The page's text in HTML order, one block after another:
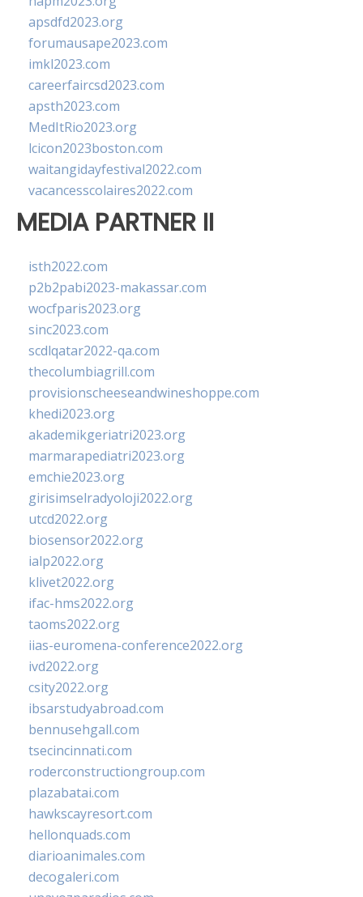
apsdfd2023.org
forumausape2023.com
imkl2023.com
careerfaircsd2023.com
apsth2023.com
MedItRio2023.org
lcicon2023boston.com
waitangidayfestival2022.com
vacancesscolaires2022.com
MEDIA PARTNER II
isth2022.com
p2b2pabi2023-makassar.com
wocfparis2023.org
sinc2023.com
scdlqatar2022-qa.com
thecolumbiagrill.com
provisionscheeseandwineshoppe.com
khedi2023.org
akademikgeriatri2023.org
marmarapediatri2023.org
emchie2023.org
girisimselradyoloji2022.org
utcd2022.org
biosensor2022.org
ialp2022.org
klivet2022.org
ifac-hms2022.org
taoms2022.org
iias-euromena-conference2022.org
ivd2022.org
csity2022.org
ibsarstudyabroad.com
bennusehgall.com
tsecincinnati.com
roderconstructiongroup.com
plazabatai.com
hawkscayresort.com
hellonquads.com
diarioanimales.com
decogaleri.com